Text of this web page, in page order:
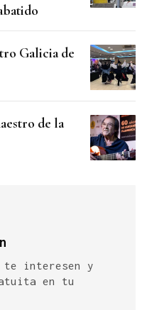
Galicia de
de la
te interesen y
en tu